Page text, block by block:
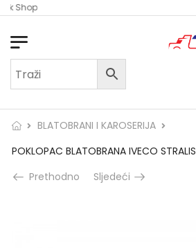
Shop
BLATOBRANI I KAROSERIJA
POKLOPAC BLATOBRANA IVECO STRALIS
Prethodno
Sljedeći